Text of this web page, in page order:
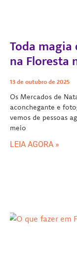
Toda
na Floresta
13 de outubro de 2025
Os Mercados de
aconchegante e
vemos de pessoas
meio
LEIA AGORA »